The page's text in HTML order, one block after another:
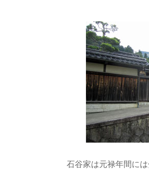
石谷家は元禄年間には